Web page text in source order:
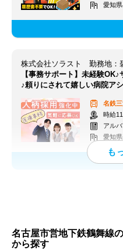
愛知
【事務サポート】未経験
♪頼りにされて嬉しい病院ア
名鉄
時給
アル
愛知
名古屋市営地下鉄鶴舞線
から探す